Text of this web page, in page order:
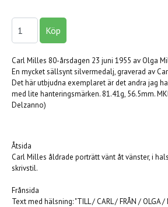
Carl Milles 80-årsdagen 23 juni 1955 av Olga
En mycket sällsynt silvermedalj, graverad av
Det här utbjudna exemplaret är det andra jag
med lite hanteringsmärken. 81.41g, 56.5mm.
Delzanno)
Åtsida
Carl Milles åldrade porträtt vänt åt vänster, i
skrivstil.
Frånsida
Text med hälsning: "TILL / CARL / FRÅN / OLGA /